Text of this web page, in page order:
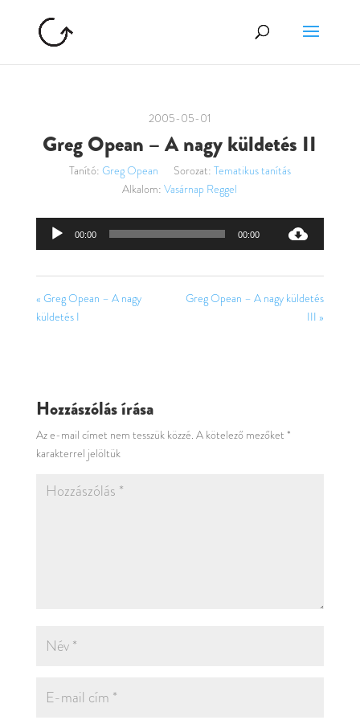
2005-05-01
Greg Opean – A nagy küldetés II
Tanító: Greg Opean Sorozat: Tematikus tanítás
Alkalom: Vasárnap Reggel
Audió
00:00 00:00
« Greg Opean – A nagy
küldetés I
Greg Opean – A nagy küldetés
III »
Hozzászólás írása
Az e-mail címet nem tesszük közzé. A kötelező mezőket *
karakterrel jelöltük